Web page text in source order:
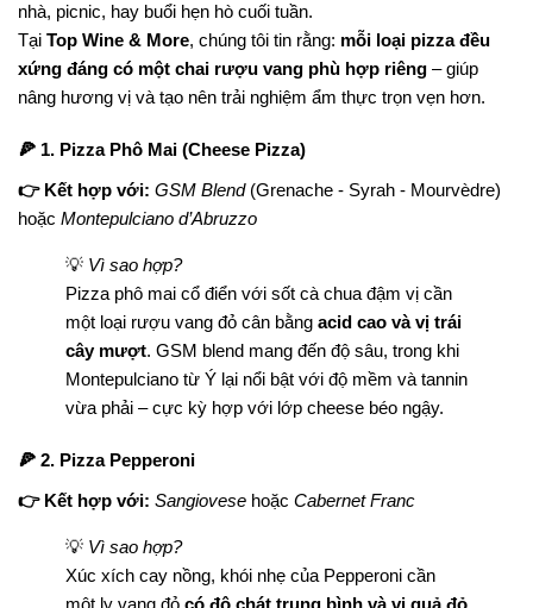
nhà, picnic, hay buổi hẹn hò cuối tuần.
Tại Top Wine & More, chúng tôi tin rằng: mỗi loại pizza đều
xứng đáng có một chai rượu vang phù hợp riêng – giúp
nâng hương vị và tạo nên trải nghiệm ẩm thực trọn vẹn hơn.
🍕 1. Pizza Phô Mai (Cheese Pizza)
👉 Kết hợp với: GSM Blend(Grenache - Syrah - Mourvèdre)
hoặc Montepulciano d’Abruzzo
💡 Vì sao hợp?
Pizza phô mai cổ điển với sốt cà chua đậm vị cần
một loại rượu vang đỏ cân bằng acid cao và vị trái
cây mượt. GSM blend mang đến độ sâu, trong khi
Montepulciano từ Ý lại nổi bật với độ mềm và tannin
vừa phải – cực kỳ hợp với lớp cheese béo ngậy.
🍕 2. Pizza Pepperoni
👉 Kết hợp với: Sangiovese hoặc Cabernet Franc
💡 Vì sao hợp?
Xúc xích cay nồng, khói nhẹ của Pepperoni cần